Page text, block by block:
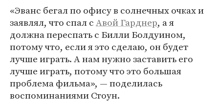
«Эванс бегал по офису в солнечных очках и
заявлял, что спал сАвой Гарднер, а я
должна переспать с Билли Болдуином,
потому что, если я это сделаю, он будет
лучше играть. А нам нужно заставить его
лучше играть, потому что это большая
проблема фильма», — поделилась
воспоминаниями Стоун.